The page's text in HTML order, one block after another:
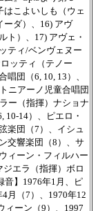
はこよいしも（ウェ
ーダ）、16) アヴ
ト）、17) アヴェ・
ティ/ベンヴェヌー
ッティ（テノー
団（6, 10, 13）、
ニアーノ児童合唱団
ー（指揮）ナショナ
10-14）、ピエロ・
楽団（7）、イシュ
交響楽団（8）、サ
ィーン・フィルハー
エラ（指揮）ボロ
音】1976年1月、ピ
月（7）、1970年12
ィーン（9）、1997